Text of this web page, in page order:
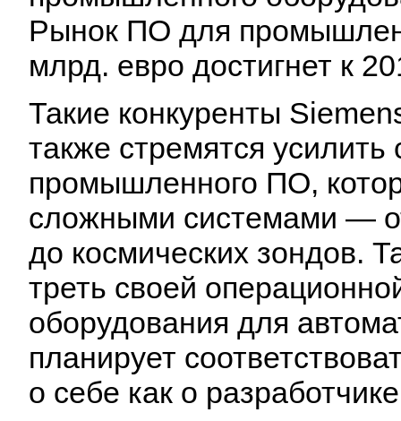
Рынок ПО для
млрд. евро достигнет к
Такие конкуренты
также стремятся усилить
промышленного ПО,
сложными системами —
до космических зондов.
треть своей
оборудования для
планирует
о себе как о